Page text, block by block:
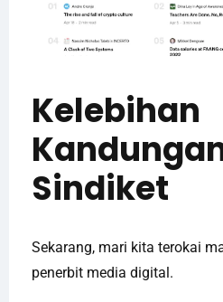
Kelebihan
Sindiket
Sekarang, mari kita terokai
penerbit media digital.